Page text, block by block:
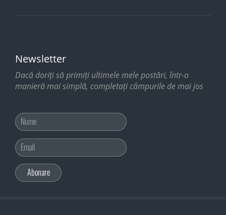
Newsletter
Dacă doriți să primiți ultimele mele postări, într-o
manieră mai simplă, completați câmpurile de mai jos